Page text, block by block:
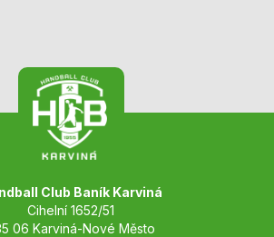
Club Baník Karviná
Cihelní 1652/51
06 Karviná-Nové Město